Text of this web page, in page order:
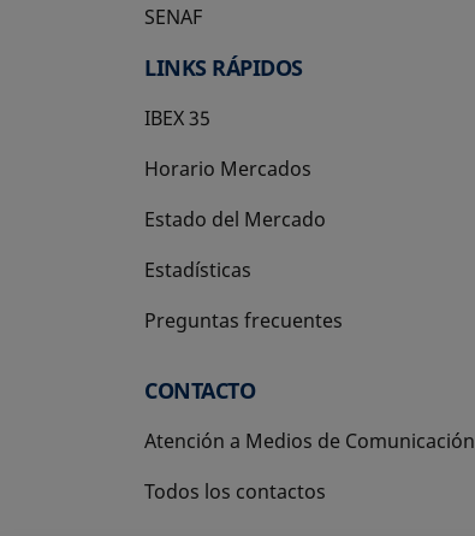
SENAF
LINKS RÁPIDOS
IBEX 35
Horario Mercados
Estado del Mercado
Estadísticas
Preguntas frecuentes
CONTACTO
Atención a Medios de Comunicación
Todos los contactos